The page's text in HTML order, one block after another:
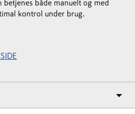
både manuelt og med
kontrol under brug.